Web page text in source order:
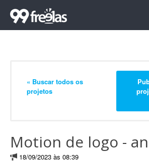
« Buscar todos os
projetos
Motion de logo -
18/09/2023 às 08:39